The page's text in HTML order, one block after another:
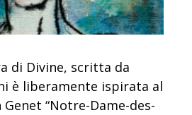
di Divine, scritta da
è liberamente ispirata al
Genet “Notre-Dame-des-